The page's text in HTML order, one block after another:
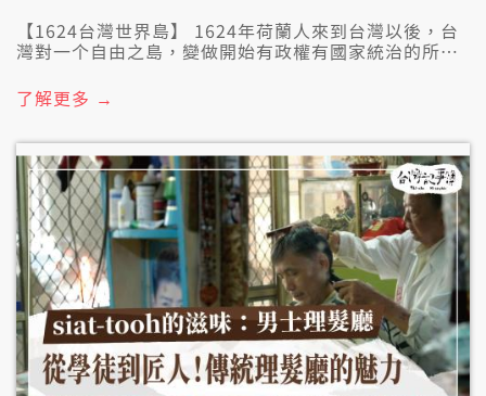
【1624台灣世界島】 1624年荷蘭人來到台灣以後，台
灣對一个自由之島，變做開始有政權有國家統治的所
地圖內底，歐洲國家開始來到亞洲做生理，各種商品佮
物件佇台灣流通。 對四百年前到今，雖然每一个時期，
是各國貿易真重要的中心；這嘛是形成今馬台灣多元族
群社會的重要基礎。 【頭一間西式大學 台南神學院】
台灣頭一間西式教育學校「台南神學院」，今年創校
156年，創辦人馬雅各醫生，佮頭一任校長巴克禮牧
師，用羅馬拼音書寫聖經傳福音，對台語文化保存，及
台語現代化書寫與傳播，有誠大的貢獻。 巴克禮創辦
「台灣府城教會報」，也就是今馬的「台灣教會公
報」，1885年發行到今，是台灣第一份報紙，嘛是台灣
歷史上久長的報紙。 9/21禮拜暗時七點半，做伙綴台灣
記事簿坐歷史的時光機，先倒轉去17世紀的台灣，看彼
當時貿易的情形佮世界文物，才來去19世紀的府城，參
觀台灣頭一間西式大學！ &nbsp;
了解更多 →